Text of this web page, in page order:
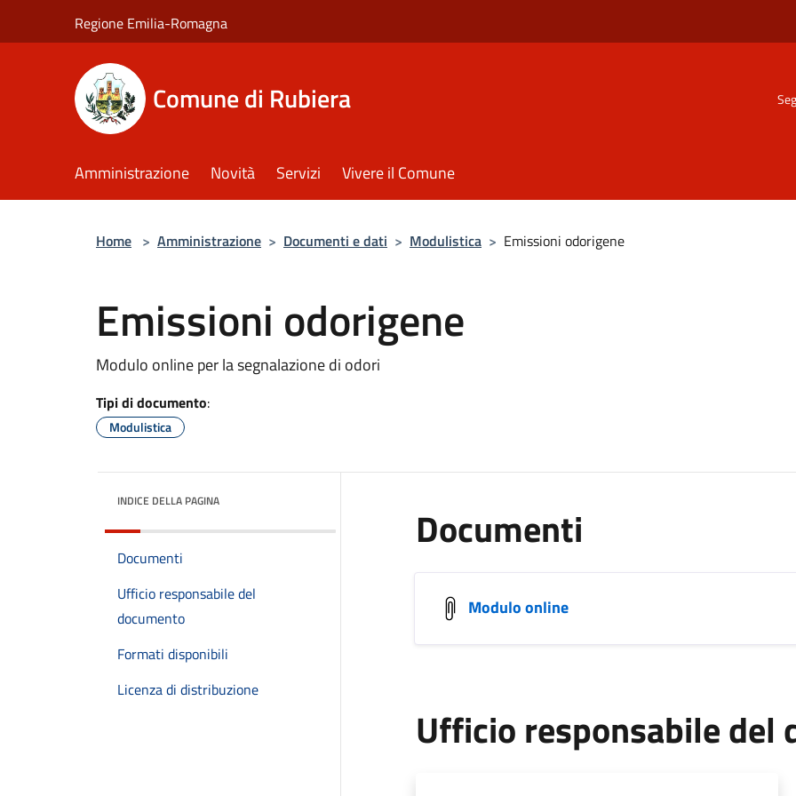
Regione Emilia-Romagna
Comune di Rubiera
Amministrazione Novità Servizi Vivere il Comune
Home > Amministrazione > Documenti e dati > Modulistica > Emissioni odorigene
Emissioni odorigene
Modulo online per la segnalazione di odori
Tipi di documento:
Modulistica
INDICE DELLA PAGINA
Documenti
Ufficio responsabile del
documento
Formati disponibili
Licenza di distribuzione
Documenti
Modulo online
Ufficio responsabile del